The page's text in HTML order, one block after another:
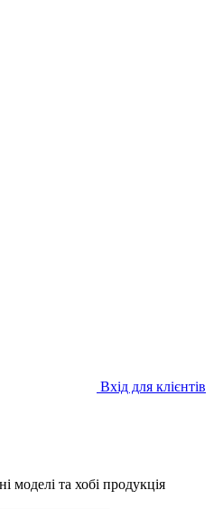
Вхід для клієнтів
моделі та хобі продукція